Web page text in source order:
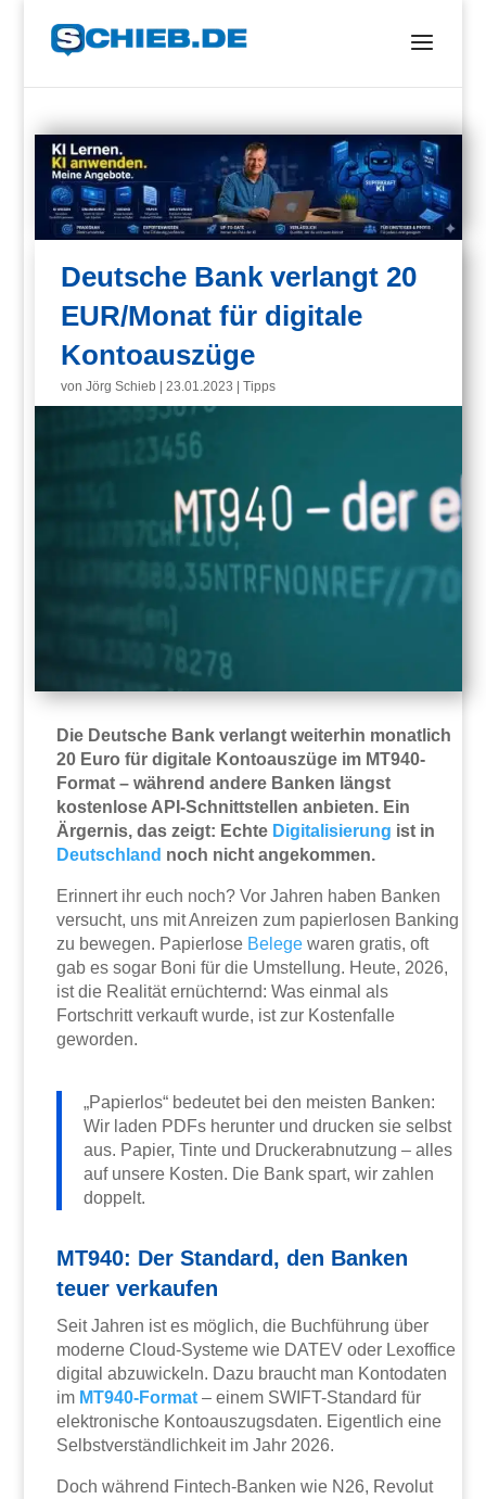
Deutsche Bank verlangt 20
EUR/Monat für digitale
Kontoauszüge
vonJörg Schieb |23.01.2023 |Tipps
Die Deutsche Bank verlangt weiterhin monatlich
20 Euro für digitale Kontoauszüge im MT940-
Format – während andere Banken längst
kostenlose API-Schnittstellen anbieten. Ein
Ärgernis, das zeigt: Echte Digitalisierung ist in
Deutschland noch nicht angekommen.
Erinnert ihr euch noch? Vor Jahren haben Banken
versucht, uns mit Anreizen zum papierlosen Banking
zu bewegen. Papierlose Belege waren gratis, oft
gab es sogar Boni für die Umstellung. Heute, 2026,
ist die Realität ernüchternd: Was einmal als
Fortschritt verkauft wurde, ist zur Kostenfalle
geworden.
„Papierlos“ bedeutet bei den meisten Banken:
Wir laden PDFs herunter und drucken sie selbst
aus. Papier, Tinte und Druckerabnutzung – alles
auf unsere Kosten. Die Bank spart, wir zahlen
doppelt.
MT940: Der Standard, den Banken
teuer verkaufen
Seit Jahren ist es möglich, die Buchführung über
moderne Cloud-Systeme wie DATEV oder Lexoffice
digital abzuwickeln. Dazu braucht man Kontodaten
im MT940-Format – einem SWIFT-Standard für
elektronische Kontoauszugsdaten. Eigentlich eine
Selbstverständlichkeit im Jahr 2026.
Doch während Fintech-Banken wie N26, Revolut